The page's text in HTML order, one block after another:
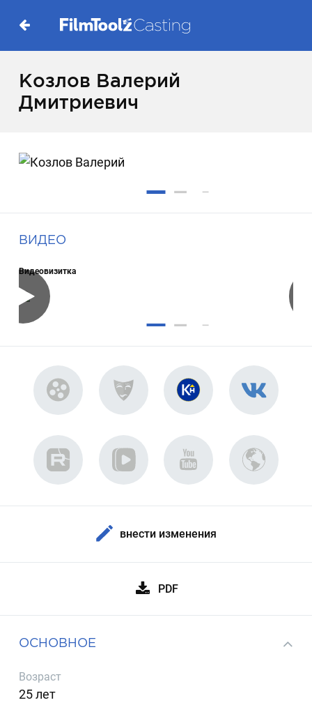
Козлов Валерий
Дмитриевич
ВИДЕО
Видеовизитка
внести изменения
PDF
ОСНОВНОЕ
Возраст
25 лет